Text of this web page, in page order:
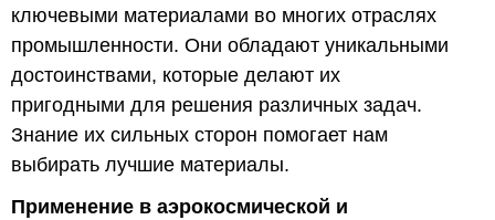
ключевыми материалами во многих отраслях
промышленности. Они обладают уникальными
достоинствами, которые делают их
пригодными для решения различных задач.
Знание их сильных сторон помогает нам
выбирать лучшие материалы.
Применение в аэрокосмической и